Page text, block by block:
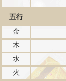
五行
金
木
水
火